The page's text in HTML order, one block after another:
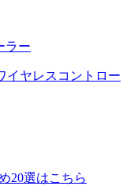
ラー
イヤレスコントロー
20選はこちら